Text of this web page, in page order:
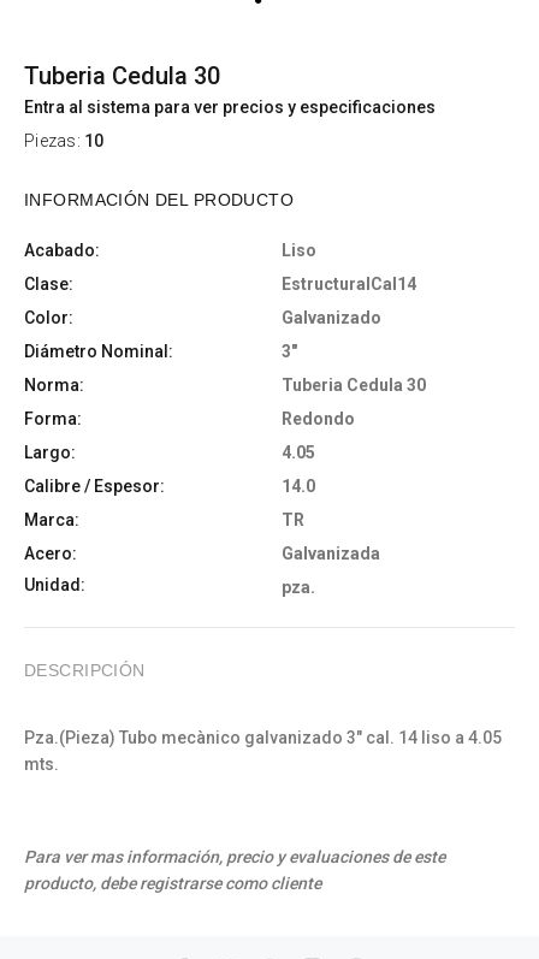
Tuberia Cedula 30
Entra al sistema para ver precios y especificaciones
Piezas: 10
INFORMACIÓN DEL PRODUCTO
Acabado:
Liso
Clase:
EstructuralCal14
Color:
Galvanizado
Diámetro Nominal:
3"
Norma:
Tuberia Cedula 30
Forma:
Redondo
Largo:
4.05
Calibre / Espesor:
14.0
Marca:
TR
Acero:
Galvanizada
Unidad:
pza.
DESCRIPCIÓN
Pza.(Pieza) Tubo mecànico galvanizado 3" cal. 14 liso a 4.05
mts.
Para ver mas información, precio y evaluaciones de este
producto, debe registrarse como cliente